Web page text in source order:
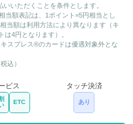
いただくことを条件とします。
当額表記は、1ポイント=5円相当とし
当額は利用方法により異なります（キ
は4円となります）。
スプレス®のカードは優遇対象外とな
込）
ビス
ETC
タッチ決済
あり